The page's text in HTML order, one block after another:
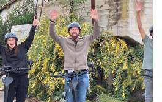
עץ שעליהם לוח קטן בצבע אדום עם רוכב
המסלול: יציאה מבארי, נרכב בדרך העפר
ימינה, אל הסינגל המסומן אדום. סינגל בלווה
טבעיות. בדרך נעבור ונראה את באר עמוקה
הסינגל עובר מתחת ל232
כחול + אדום - אורכו 17 ק"מ,